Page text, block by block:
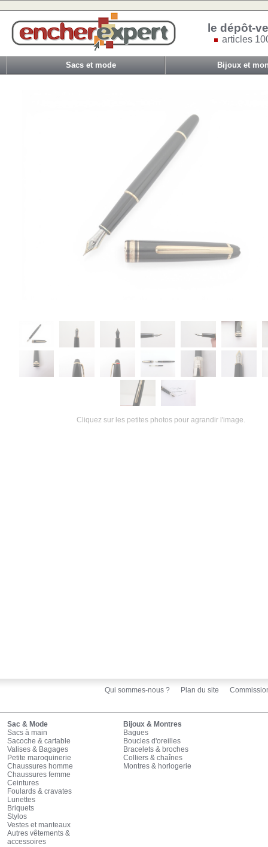
le dépôt-
articles
Sacs et mode Bijoux et
Cliquez sur les petites photos pour agrandir l'image.
Qui sommes-nous ? Plan du site
Sac & Mode
Sacs à main
Sacoche & cartable
Valises & Bagages
Petite maroquinerie
Chaussures homme
Chaussures femme
Ceintures
Foulards & cravates
Lunettes
Briquets
Stylos
Vestes et manteaux
Autres vêtements &
accessoires
Bijoux & Montres
Bagues
Boucles d'oreilles
Bracelets & broches
Colliers & chaînes
Montres & horlogerie